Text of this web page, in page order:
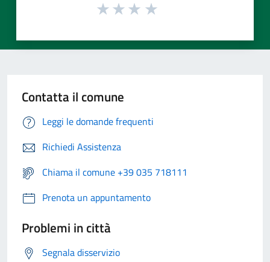
Contatta il comune
Leggi le domande frequenti
Richiedi Assistenza
Chiama il comune +39 035 718111
Prenota un appuntamento
Problemi in città
Segnala disservizio